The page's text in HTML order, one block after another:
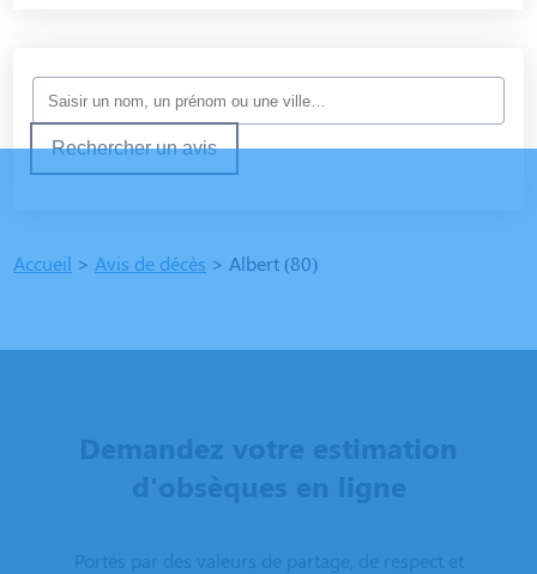
Rechercher un avis
Accueil > Avis de décès > Albert (80)
Demandez votre estimation
d'obsèques en ligne
Portés par des valeurs de partage, de respect et